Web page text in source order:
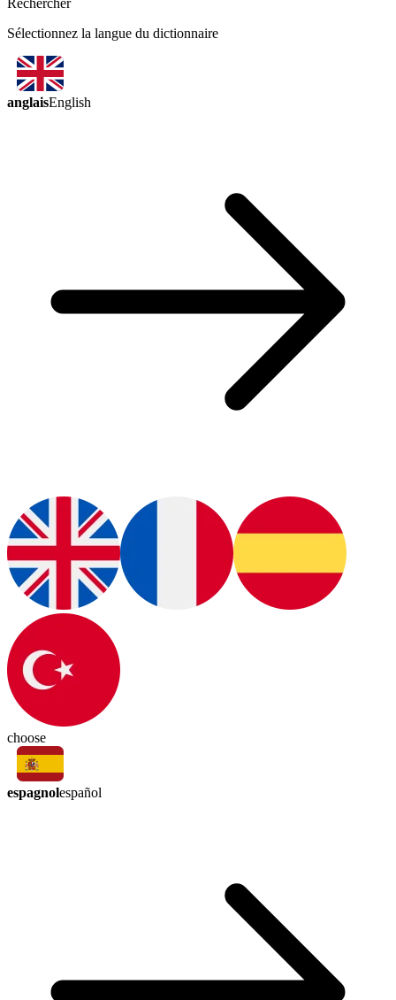
Rechercher
Sélectionnez la langue du dictionnaire
anglaisEnglish
choose
espagnolespañol